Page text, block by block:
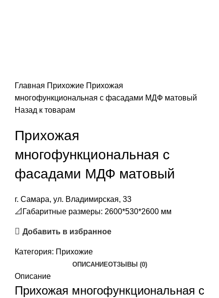
Главная Прихожие Прихожая
многофункциональная с фасадами МДФ матовый
Назад к товарам
Прихожая
многофункциональная с
фасадами МДФ матовый
г. Самара, ул. Владимирская, 33
📐Габаритные размеры: 2600*530*2600 мм
Добавить в избранное
Категория: Прихожие
ОПИСАНИЕОТЗЫВЫ (0)
Описание
Прихожая многофункциональная с